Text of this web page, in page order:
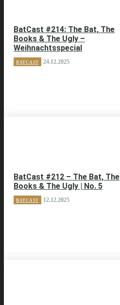
BatCast #214: The Bat, The
Books & The Ugly –
Weihnachtsspecial
BATCAST 24.12.2025
BatCast #212 – The Bat, The
Books & The Ugly | No. 5
BATCAST 12.12.2025